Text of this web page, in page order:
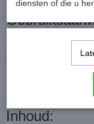
vingers inwrijven en
gebruik YS Ocean
Inhoud:
diensten of die u